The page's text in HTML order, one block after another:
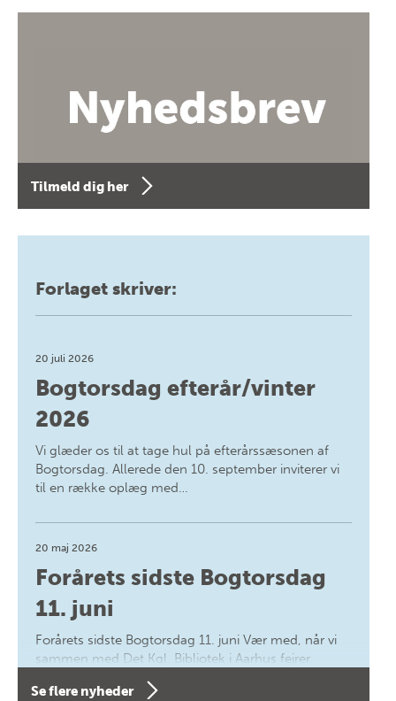
Tilmeld dig her
Forlaget skriver:
20 juli 2026
Bogtorsdag efterår/vinter
2026
Vi glæder os til at tage hul på efterårssæsonen af
Bogtorsdag. Allerede den 10. september inviterer vi
til en række oplæg med…
20 maj 2026
Forårets sidste Bogtorsdag
11. juni
Forårets sidste Bogtorsdag 11. juni Vær med, når vi
sammen med Det Kgl. Bibliotek i Aarhus fejrer
forfatterne bag vores nyes…
Se flere nyheder